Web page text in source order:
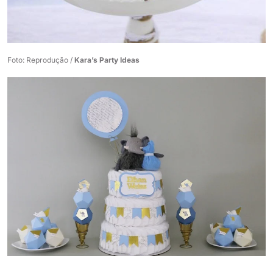
Foto: Reprodução / Kara’s Party Ideas